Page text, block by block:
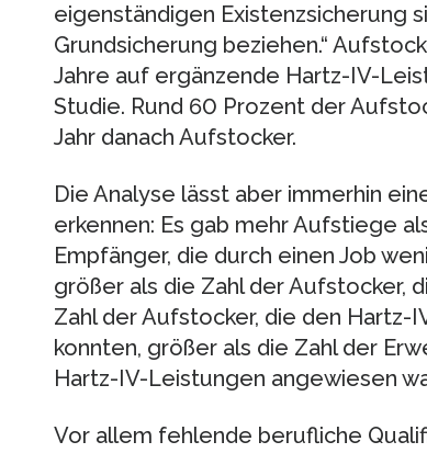
eigenständigen Existenzsicherung
Grundsicherung beziehen.“
Jahre auf ergänzende Hartz-IV-
Studie. Rund 60 Prozent der
Jahr danach Aufstocker.
Die Analyse lässt aber immerhin
erkennen: Es gab mehr Aufstiege
Empfänger, die durch einen Job
größer als die Zahl der Aufstocker,
Zahl der Aufstocker, die den
konnten, größer als die Zahl der
Hartz-IV-Leistungen angewiesen
Vor allem fehlende berufliche